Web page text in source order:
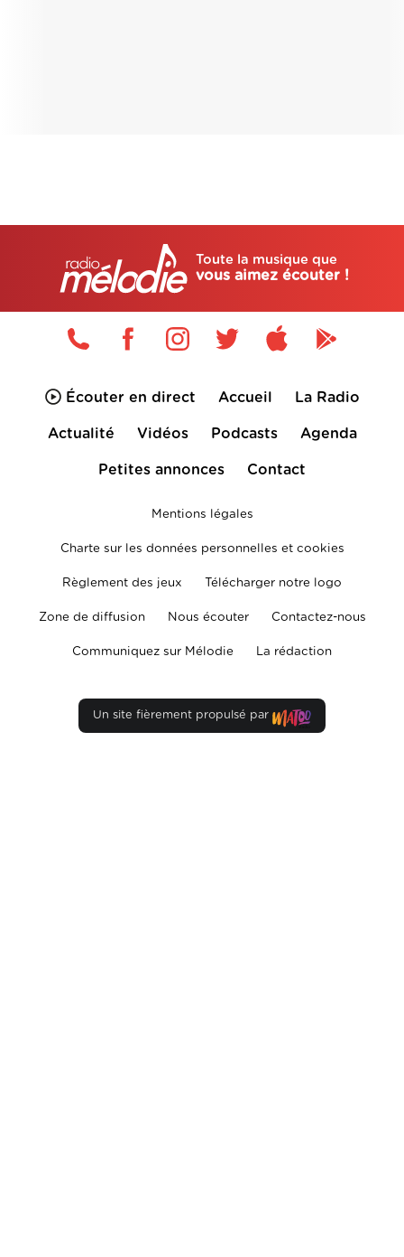
Toute la musique que
vous aimez écouter !
Écouter en direct Accueil La Radio
Actualité Vidéos Podcasts Agenda
Petites annonces Contact
Mentions légales
Charte sur les données personnelles et cookies
Règlement des jeux Télécharger notre logo
Zone de diffusion Nous écouter Contactez-nous
Communiquez sur Mélodie La rédaction
Un site fièrement propulsé par